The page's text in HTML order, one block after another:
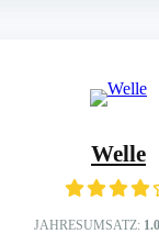
Welle
JAHRESUMSATZ: